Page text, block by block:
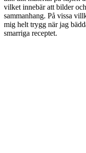
vilket innebär att bilder
sammanhang. På vissa
mig helt trygg när jag
smarriga receptet.